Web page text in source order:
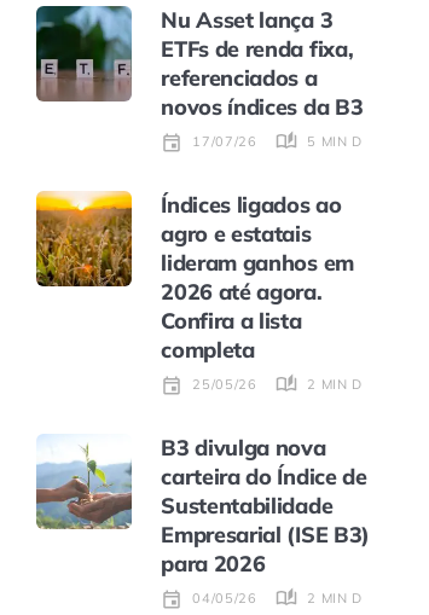
Nu Asset lança 3
ETFs de renda fixa,
referenciados a
novos índices da B3
17/07/26 5 MIN DE LEITURA
Índices ligados ao
agro e estatais
lideram ganhos em
2026 até agora.
Confira a lista
completa
25/05/26 2 MIN DE LEITURA
B3 divulga nova
carteira do Índice de
Sustentabilidade
Empresarial (ISE B3)
para 2026
04/05/26 2 MIN DE LEITURA